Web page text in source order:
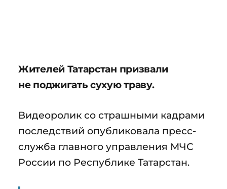
Жителей Татарстан призвали
не поджигать сухую траву.
Видеоролик со страшными кадрами
последствий опубликовала пресс-
служба главного управления МЧС
России по Республике Татарстан.